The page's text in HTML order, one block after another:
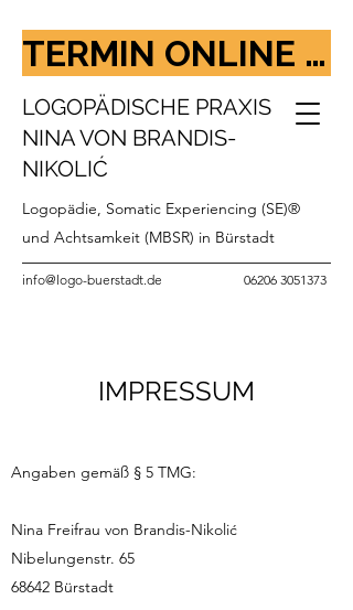
TERMIN ONLINE BUCHEN
LOGOPÄDISCHE PRAXIS
NINA VON BRANDIS-
NIKOLIĆ
Logopädie, Somatic Experiencing (SE)®
und Achtsamkeit (MBSR) in Bürstadt
info@logo-buerstadt.de 06206 3051373
IMPRESSUM
Angaben gemäß § 5 TMG:
Nina Freifrau von Brandis-Nikolić
Nibelungenstr. 65
68642 Bürstadt